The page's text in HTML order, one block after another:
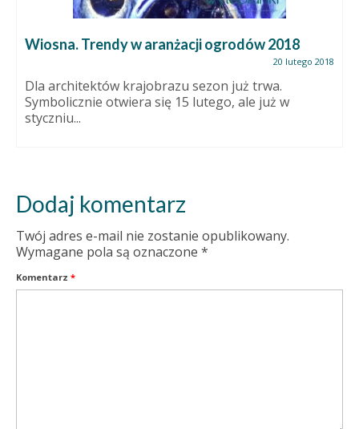
Wiosna. Trendy w aranżacji ogrodów 2018
20 lutego 2018
Dla architektów krajobrazu sezon już trwa.
Symbolicznie otwiera się 15 lutego, ale już w
styczniu...
Dodaj komentarz
Twój adres e-mail nie zostanie opublikowany.
Wymagane pola są oznaczone *
Komentarz *